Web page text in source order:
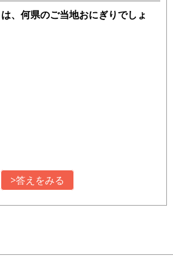
、何県のご当地おにぎりでしょ
>答えをみる